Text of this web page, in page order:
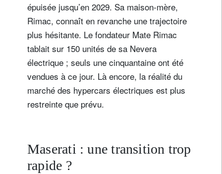
épuisée jusqu’en 2029. Sa maison-mère,
Rimac, connaît en revanche une trajectoire
plus hésitante. Le fondateur Mate Rimac
tablait sur 150 unités de sa Nevera
électrique ; seuls une cinquantaine ont été
vendues à ce jour. Là encore, la réalité du
marché des hypercars électriques est plus
restreinte que prévu.
Maserati : une transition trop
rapide ?